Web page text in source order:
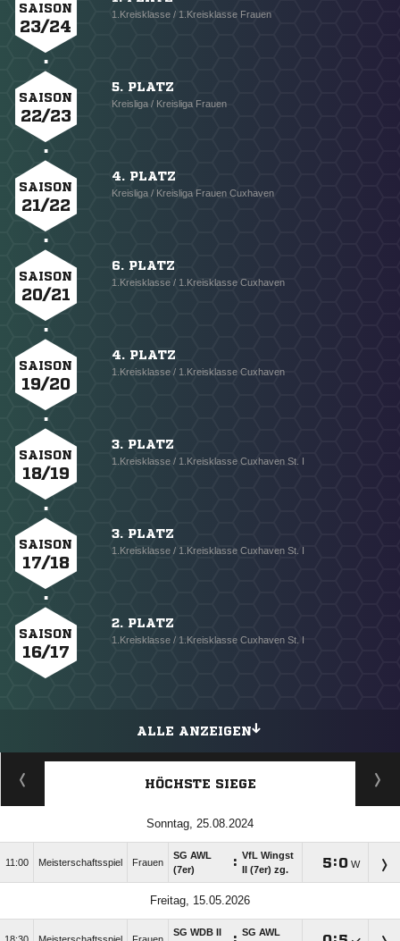
SAISON
23/24
1.Kreisklasse / 1.Kreisklasse Frauen
SAISON
22/23
5. PLATZ
Kreisliga / Kreisliga Frauen
SAISON
21/22
4. PLATZ
Kreisliga / Kreisliga Frauen Cuxhaven
SAISON
20/21
6. PLATZ
1.Kreisklasse / 1.Kreisklasse Cuxhaven
SAISON
19/20
4. PLATZ
1.Kreisklasse / 1.Kreisklasse Cuxhaven
SAISON
18/19
3. PLATZ
1.Kreisklasse / 1.Kreisklasse Cuxhaven St. I
SAISON
17/18
3. PLATZ
1.Kreisklasse / 1.Kreisklasse Cuxhaven St. I
SAISON
16/17
2. PLATZ
1.Kreisklasse / 1.Kreisklasse Cuxhaven St. I
ALLE ANZEIGEN
HÖCHSTE SIEGE
Sonntag, 25.08.2024
11:00 Meisterschaftsspiel Frauen
SG AWL
(7er)
: VfL Wingst
II (7er) zg.
: W
Freitag, 15.05.2026
SG WDB II
SG AWL